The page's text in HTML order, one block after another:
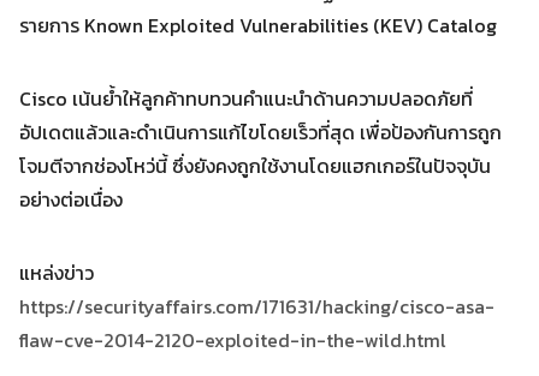
รายการ Known Exploited Vulnerabilities (KEV) Catalog
Cisco เน้นย้ำให้ลูกค้าทบทวนคำแนะนำด้านความปลอดภัยที่
อัปเดตแล้วและดำเนินการแก้ไขโดยเร็วที่สุด เพื่อป้องกันการถูก
โจมตีจากช่องโหว่นี้ ซึ่งยังคงถูกใช้งานโดยแฮกเกอร์ในปัจจุบัน
อย่างต่อเนื่อง
แหล่งข่าว
https://securityaffairs.com/171631/hacking/cisco-asa-
flaw-cve-2014-2120-exploited-in-the-wild.html